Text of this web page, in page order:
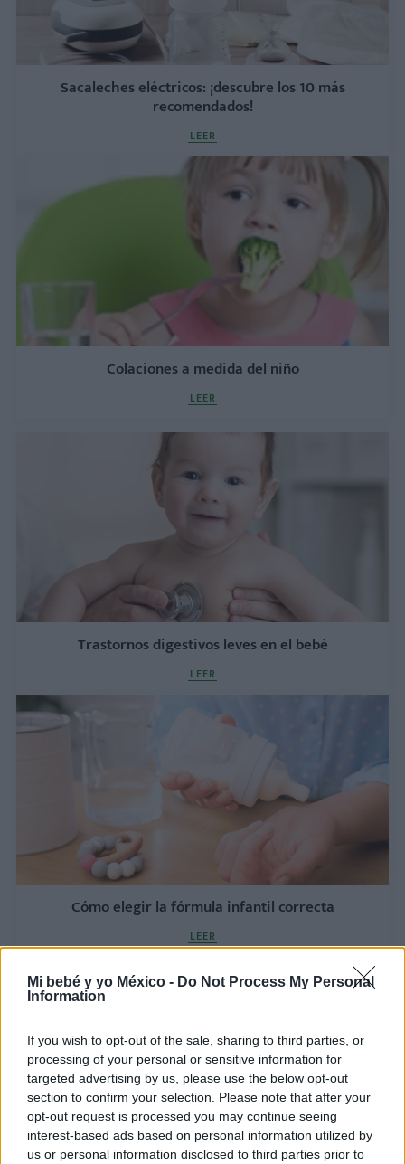
Mi bebé y yo México - Do Not Process My Personal
Information
If you wish to opt-out of the sale, sharing to third parties, or
processing of your personal or sensitive information for
targeted advertising by us, please use the below opt-out
section to confirm your selection. Please note that after your
opt-out request is processed you may continue seeing
interest-based ads based on personal information utilized by
us or personal information disclosed to third parties prior to
Sacaleches eléctricos: ¡descubre los 10 más
recomendados!
LEER
Colaciones a medida del niño
LEER
Trastornos digestivos leves en el bebé
LEER
Cómo elegir la fórmula infantil correcta
LEER